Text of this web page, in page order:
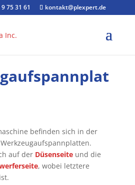
75 31 61 kontakt@plexpert.de
befinden sich in der
auf der Düsenseiteund die
, wobei letztere